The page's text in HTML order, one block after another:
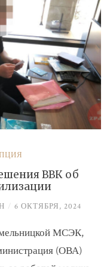
ВВК об
/ 6 ОКТЯБРЯ, 2024
МСЭК,
(ОВА)